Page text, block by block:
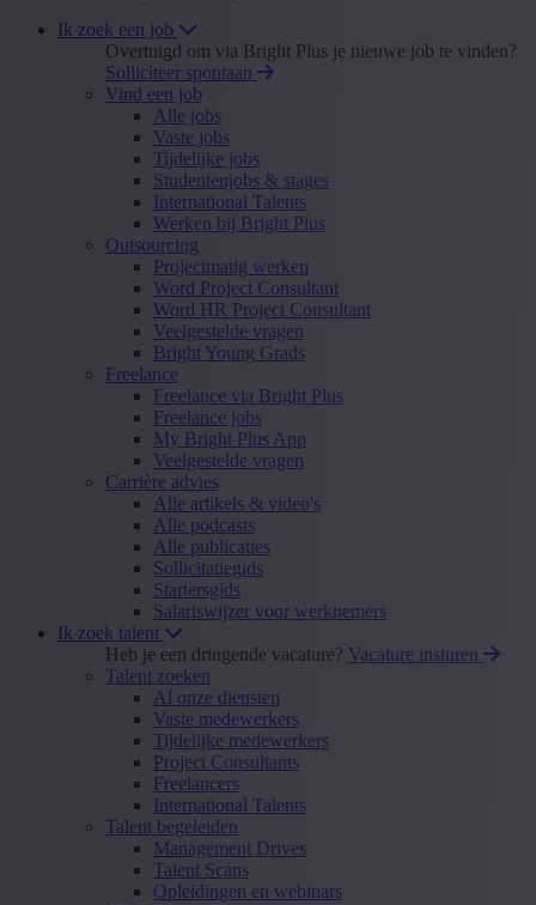
Ik zoek een job
Overtuigd om via Bright Plus je nieuwe job te vinden?
Solliciteer spontaan
Vind een job
Alle jobs
Vaste jobs
Tijdelijke jobs
Studentenjobs & stages
International Talents
Werken bij Bright Plus
Outsourcing
Projectmatig werken
Word Project Consultant
Word HR Project Consultant
Veelgestelde vragen
Bright Young Grads
Freelance
Freelance via Bright Plus
Freelance jobs
My Bright Plus App
Veelgestelde vragen
Carrière advies
Alle artikels & video's
Alle podcasts
Alle publicaties
Sollicitatiegids
Startersgids
Salariswijzer voor werknemers
Ik zoek talent
Heb je een dringende vacature? Vacature insturen
Talent zoeken
Al onze diensten
Vaste medewerkers
Tijdelijke medewerkers
Project Consultants
Freelancers
International Talents
Talent begeleiden
Management Drives
Talent Scans
Opleidingen en webinars